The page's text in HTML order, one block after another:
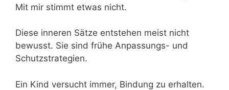
Mit mir stimmt etwas nicht.
Diese inneren Sätze entstehen meist nicht
bewusst. Sie sind frühe Anpassungs- und
Schutzstrategien.
Ein Kind versucht immer, Bindung zu erhalten.